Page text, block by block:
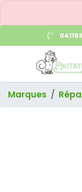
Marques